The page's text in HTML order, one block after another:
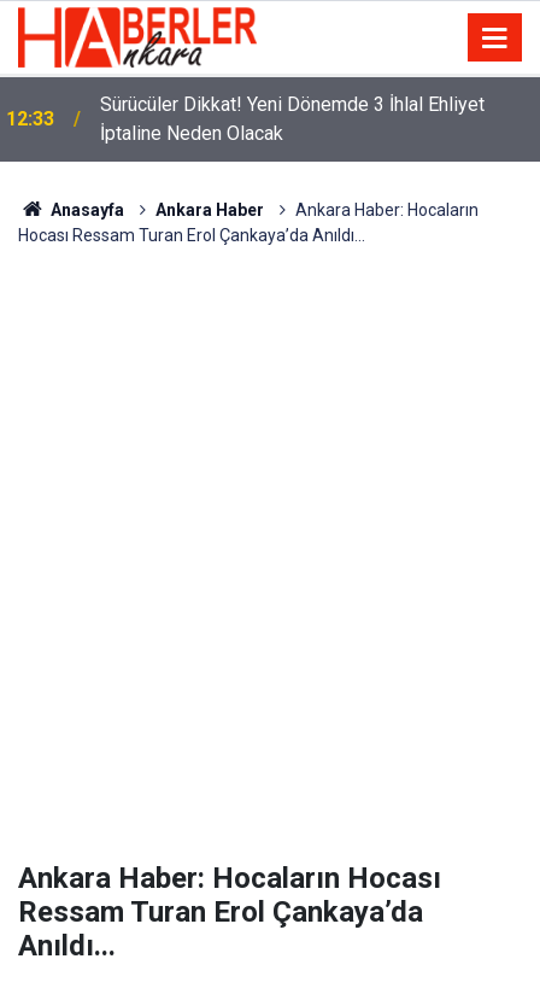
12:33
Sürücüler Dikkat! Yeni Dönemde 3 İhlal Ehliyet
İptaline Neden Olacak
Anasayfa Ankara Haber
Ankara Haber: Hocaların
Hocası Ressam Turan Erol Çankaya’da Anıldı...
Ankara Haber: Hocaların Hocası
Ressam Turan Erol Çankaya’da
Anıldı...